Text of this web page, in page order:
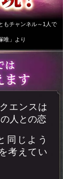
もチャンネル～1人で
唯」より
エンスは
人との恋
同じよう
考えてい